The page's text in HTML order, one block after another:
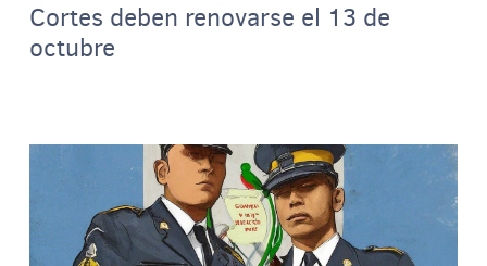
Cortes deben renovarse el 13 de
octubre